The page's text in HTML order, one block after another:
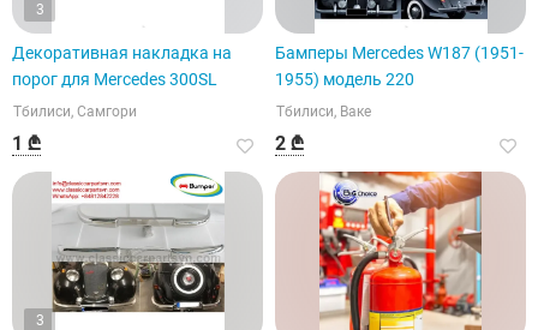
3
Декоративная накладка на
порог для Mercedes 300SL
Тбилиси, Самгори
1 ₾
Бамперы Mercedes W187 (1951-
1955) модель 220
Тбилиси, Ваке
2 ₾
3